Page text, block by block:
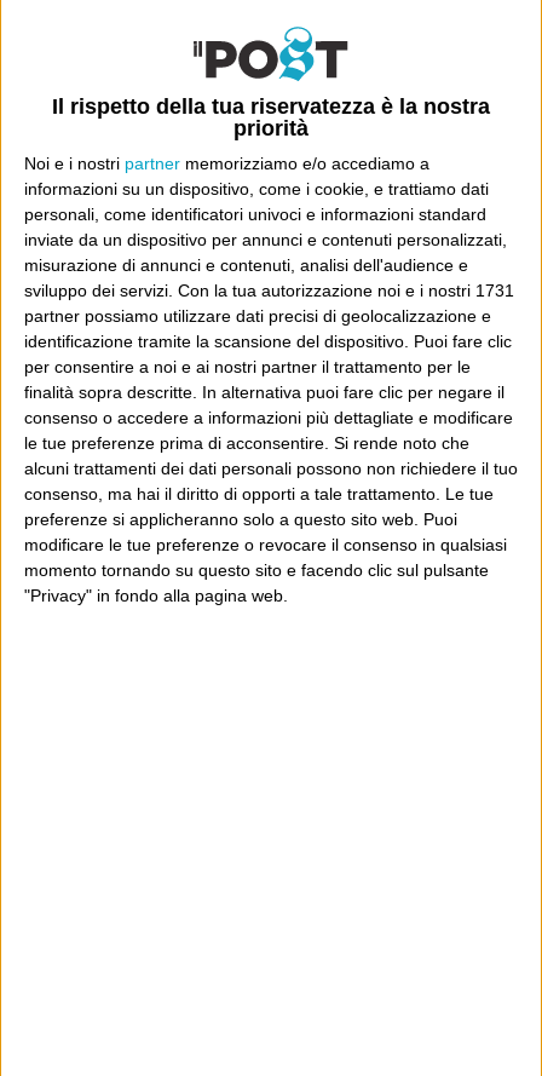
Il rispetto della tua riservatezza è la nostra
priorità
Noi e i nostri partner memorizziamo e/o accediamo a
informazioni su un dispositivo, come i cookie, e trattiamo dati
personali, come identificatori univoci e informazioni standard
inviate da un dispositivo per annunci e contenuti personalizzati,
misurazione di annunci e contenuti, analisi dell'audience e
sviluppo dei servizi. Con la tua autorizzazione noi e i nostri 1731
partner possiamo utilizzare dati precisi di geolocalizzazione e
identificazione tramite la scansione del dispositivo. Puoi fare clic
per consentire a noi e ai nostri partner il trattamento per le
finalità sopra descritte. In alternativa puoi fare clic per negare il
consenso o accedere a informazioni più dettagliate e modificare
le tue preferenze prima di acconsentire. Si rende noto che
alcuni trattamenti dei dati personali possono non richiedere il tuo
consenso, ma hai il diritto di opporti a tale trattamento. Le tue
preferenze si applicheranno solo a questo sito web. Puoi
modificare le tue preferenze o revocare il consenso in qualsiasi
momento tornando su questo sito e facendo clic sul pulsante
"Privacy" in fondo alla pagina web.
Wittgenstein è il blog di Luca Sofri, il fondatore e
direttore editoriale del giornale online il Post. Forse
sei qui perché conosci già il Post, o forse sei
capitato qui per altri giri.
In questo secondo caso, e se Wittgenstein ti piace,
potrebbe piacerti anche il Post: che è partito
proprio da qui, e dal voler portare gli approcci di
questo blog dentro a un progetto più grande.
Poi il Post è cresciuto ed è diventato anche altro:
un progetto giornalistico che prosegue da oltre 16
anni, grazie a chi lo scopre, lo apprezza e lo
consiglia in giro.
Leggi il Post, magari ti piace
Luca Sofri Cartastampata